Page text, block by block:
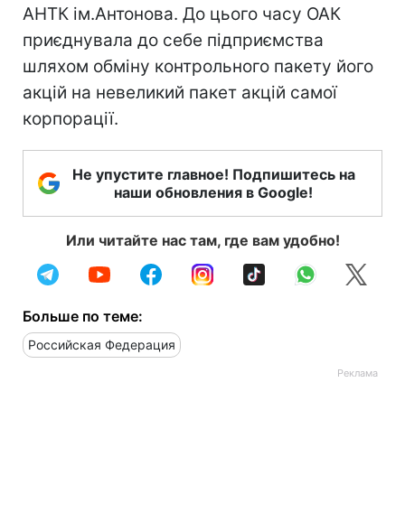
АНТК ім.Антонова. До цього часу ОАК
приєднувала до себе підприємства
шляхом обміну контрольного пакету його
акцій на невеликий пакет акцій самої
корпорації.
Не упустите главное! Подпишитесь на
наши обновления в Google!
Или читайте нас там, где вам удобно!
Больше по теме:
Российская Федерация